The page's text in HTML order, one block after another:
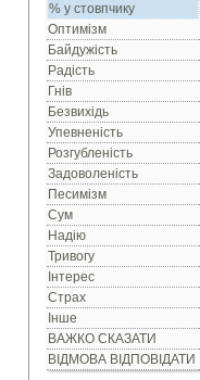
% у стовпчику
Оптимізм
Байдужість
Радість
Гнів
Безвихідь
Упевненість
Розгубленість
Задоволеність
Песимізм
Сум
Надію
Тривогу
Інтерес
Страх
Інше
ВАЖКО СКАЗАТИ
ВІДМОВА ВІДПОВІДАТИ